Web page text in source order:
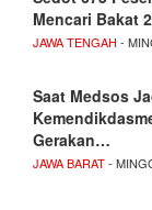
Mencari Bakat
JAWA TENGAH -
Saat Medsos
Gerakan…
JAWA BARAT-